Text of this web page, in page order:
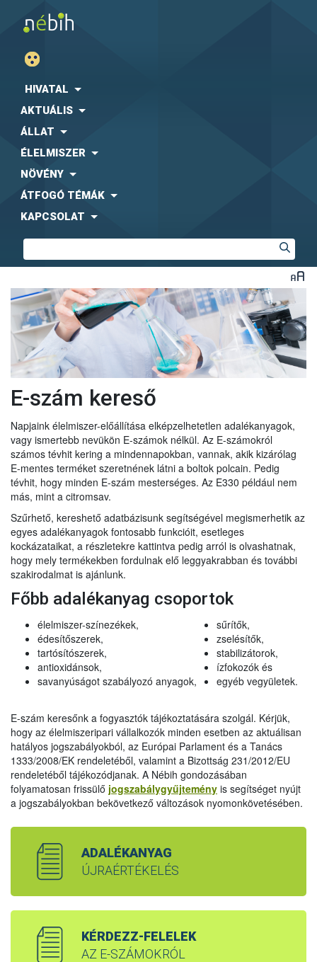
HIVATAL
AKTUÁLIS
ÁLLAT
ÉLELMISZER
NÖVÉNY
ÁTFOGÓ TÉMÁK
KAPCSOLAT
E-szám kereső
Napjaink élelmiszer-előállítása elképzelhetetlen adalékanyagok,
vagy ismertebb nevükön E-számok nélkül. Az E-számokról
számos tévhit kering a mindennapokban, vannak, akik kizárólag
E-mentes terméket szeretnének látni a boltok polcain. Pedig
tévhit, hogy minden E-szám mesterséges. Az E330 például nem
más, mint a citromsav.
Szűrhető, kereshető adatbázisunk segítségével megismerhetik az
egyes adalékanyagok fontosabb funkcióit, esetleges
kockázataikat, a részletekre kattintva pedig arról is olvashatnak,
hogy mely termékekben fordulnak elő leggyakrabban és további
szakirodalmat is ajánlunk.
Főbb adalékanyag csoportok
élelmiszer-színezékek,
édesítőszerek,
tartósítószerek,
antioxidánsok,
savanyúságot szabályozó anyagok,
sűrítők,
zselésítők,
stabilizátorok,
ízfokozók és
egyéb vegyületek.
E-szám keresőnk a fogyasztók tájékoztatására szolgál. Kérjük,
hogy az élelmiszeripari vállalkozók minden esetben az aktuálisan
hatályos jogszabályokból, az Európai Parlament és a Tanács
1333/2008/EK rendeletéből, valamint a Bizottság 231/2012/EU
rendeletéből tájékozódjanak. A Nébih gondozásában
folyamatosan frissülő jogszabálygyűjtemény is segítséget nyújt
a jogszabályokban bekövetkező változások nyomonkövetésében.
ADALÉKANYAG
ÚJRAÉRTÉKELÉS
KÉRDEZZ-FELELEK
AZ E-SZÁMOKRÓL